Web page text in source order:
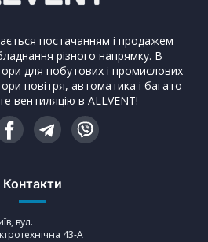
постачанням і продажем
різного напрямку. В
для побутових і промислових
повітря, автоматика і багато
вентиляцію в ALLVENT!
Контакти
вул.
43-А